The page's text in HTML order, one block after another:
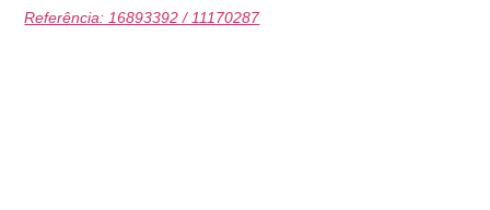
Referência: 16893392 / 11170287